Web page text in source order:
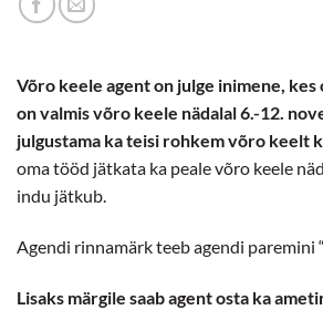
Võro keele agent on julge inimene,
on valmis võro keele nädalal 6.-12.
julgustama ka teisi rohkem võro keelt
oma tööd jätkata ka peale võro keele
indu jätkub.
Agendi rinnamärk teeb agendi paremini
Lisaks märgile saab agent osta ka